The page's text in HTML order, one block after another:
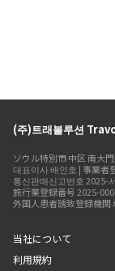
(주)트래볼루션
ソウル特別市 中区 南大
대표이사 배인호 | 事業者
통신판매신고번호 2025-
旅行業登録番号 2025-
外国人患者誘致登録機関
当社について
利用規約